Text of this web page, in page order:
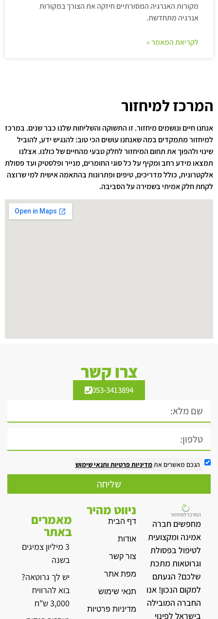
מקורות האנרגיה המסורתיים חיזקה את הצורך במקורות
אנרגיה מתחדשת.
לקריאת המאמר »
המרכז למיחזור
אנחנו חיים ונושמים מיחזור. זו התשוקה והשליחות שלנו כבר שנים. במרכז
למיחזור מתמקדים במה שאנחנו עושים הכי טוב: להנגיש ידע, להוביל
שינוי ולהפוך את תחום המיחזור לחלק טבעי מהחיים של כולנו. אצלנו
תמצאו מידע רחב ומקיף על כל סוגי החומרים, מנייר ופלסטיק ועד פסולת
אלקטרונית, כולל מדריכים, טיפים ופתרונות בהתאמה אישית למי שרוצה
לקחת חלק אמיתי בשמירה על הסביבה.
צרו קשר
053-3413894
הנכם מאשרים אתמדיניות פרטיות ותנאי שימוש
שליחה
מחפשים חברה
אמינה ומקצועית
לטיפול בפסולת
וגרוטאות מתכת
שלכם? הגעתם
למקום הנכון! אנו
החברה המובילה
בישראל לפינוי
ניווט מהיר
דף הבית
אודות
צור קשר
מפת אתר
תנאי שימוש
מדיניות פרטיות
מאמרים
באתר
3 מיליון צמיגים
בשנה
יש לך גרוטאה?
בוא להרוויח
3,000 ש"ח